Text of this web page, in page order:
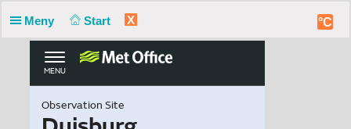
Meny Start X °C